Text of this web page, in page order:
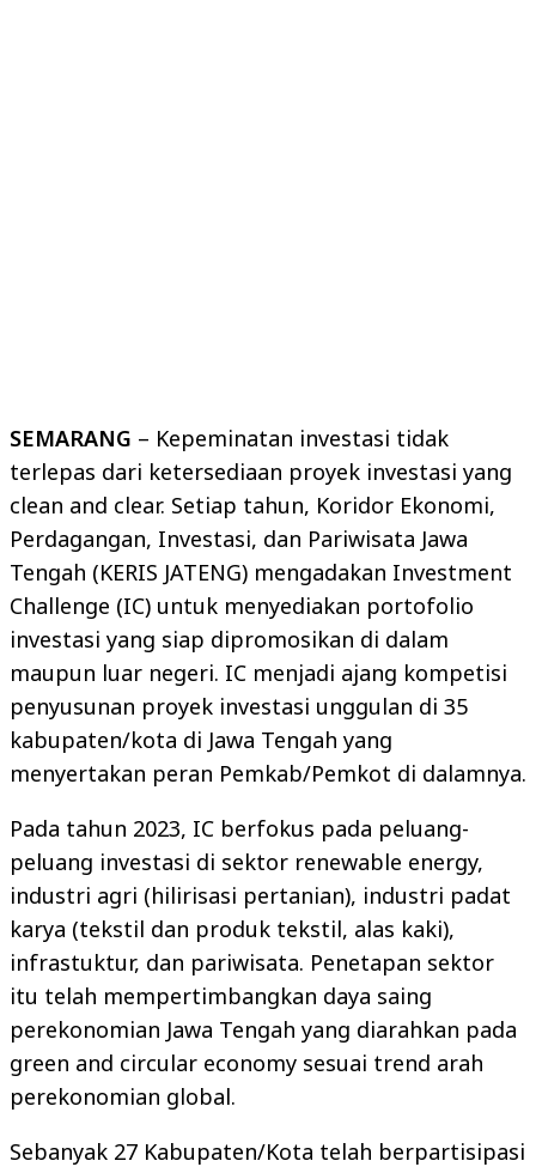
SEMARANG – Kepeminatan investasi tidak
terlepas dari ketersediaan proyek investasi yang
clean and clear. Setiap tahun, Koridor Ekonomi,
Perdagangan, Investasi, dan Pariwisata Jawa
Tengah (KERIS JATENG) mengadakan Investment
Challenge (IC) untuk menyediakan portofolio
investasi yang siap dipromosikan di dalam
maupun luar negeri. IC menjadi ajang kompetisi
penyusunan proyek investasi unggulan di 35
kabupaten/kota di Jawa Tengah yang
menyertakan peran Pemkab/Pemkot di dalamnya.
Pada tahun 2023, IC berfokus pada peluang-
peluang investasi di sektor renewable energy,
industri agri (hilirisasi pertanian), industri padat
karya (tekstil dan produk tekstil, alas kaki),
infrastuktur, dan pariwisata. Penetapan sektor
itu telah mempertimbangkan daya saing
perekonomian Jawa Tengah yang diarahkan pada
green and circular economy sesuai trend arah
perekonomian global.
Sebanyak 27 Kabupaten/Kota telah berpartisipasi